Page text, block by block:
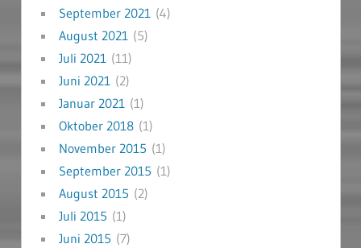
September 2021(4)
August 2021(5)
Juli 2021(11)
Juni 2021(2)
Januar 2021(1)
Oktober 2018(1)
November 2015 (1)
September 2015 (1)
August 2015 (2)
Juli 2015 (1)
Juni 2015 (7)